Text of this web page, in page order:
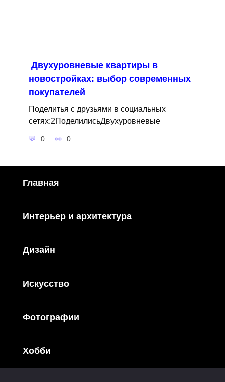
Двухуровневые квартиры в
новостройках: выбор современных
покупателей
Поделитья с друзьями в социальных
сетях:2ПоделилисьДвухуровневые
0 0
Главная
Интерьер и архитектура
Дизайн
Искусство
Фотографии
Хобби